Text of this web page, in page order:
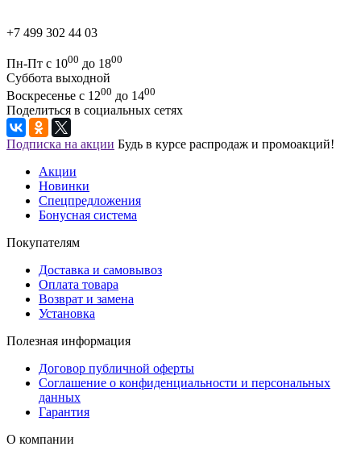
+7 499 302 44 03
Пн-Пт с 1000 до 1800
Суббота выходной
Воскресенье с 1200 до 1400
Поделиться в социальных сетях
Подписка на акции Будь в курсе распродаж и промоакций!
Акции
Новинки
Спецпредложения
Бонусная система
Покупателям
Доставка и самовывоз
Оплата товара
Возврат и замена
Установка
Полезная информация
Договор публичной оферты
Соглашение о конфиденциальности и персональных
данных
Гарантия
О компании